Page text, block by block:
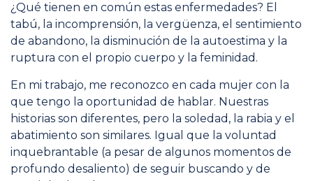
¿Qué tienen en común estas enfermedades? El
tabú, la incomprensión, la vergüenza, el sentimiento
de abandono, la disminución de la autoestima y la
ruptura con el propio cuerpo y la feminidad.
En mi trabajo, me reconozco en cada mujer con la
que tengo la oportunidad de hablar. Nuestras
historias son diferentes, pero la soledad, la rabia y el
abatimiento son similares. Igual que la voluntad
inquebrantable (a pesar de algunos momentos de
profundo desaliento) de seguir buscando y de